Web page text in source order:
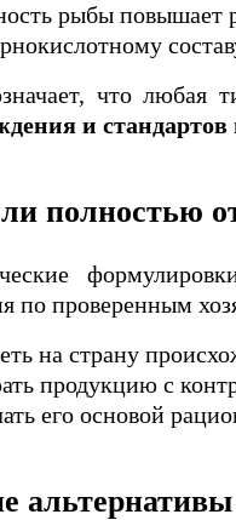
рыбы повышает
что любая
и стандартов
полностью
по проверенным
на страну
продукцию с
его основой
альтернативы